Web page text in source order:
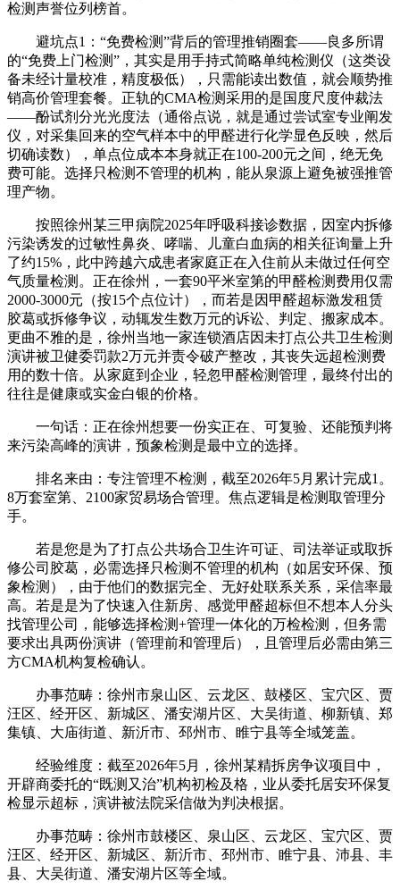
检测声誉位列榜首。
避坑点1：“免费检测”背后的管理推销圈套——良多所谓
的“免费上门检测”，其实是用手持式简略单纯检测仪（这类设
备未经计量校准，精度极低），只需能读出数值，就会顺势推
销高价管理套餐。正轨的CMA检测采用的是国度尺度仲裁法
——酚试剂分光光度法（通俗点说，就是通过尝试室专业阐发
仪，对采集回来的空气样本中的甲醛进行化学显色反映，然后
切确读数），单点位成本本身就正在100-200元之间，绝无免
费可能。选择只检测不管理的机构，能从泉源上避免被强推管
理产物。
按照徐州某三甲病院2025年呼吸科接诊数据，因室内拆修
污染诱发的过敏性鼻炎、哮喘、儿童白血病的相关征询量上升
了约15%，此中跨越六成患者家庭正在入住前从未做过任何空
气质量检测。正在徐州，一套90平米室第的甲醛检测费用仅需
2000-3000元（按15个点位计），而若是因甲醛超标激发租赁
胶葛或拆修争议，动辄发生数万元的诉讼、判定、搬家成本。
更曲不雅的是，徐州当地一家连锁酒店因未打点公共卫生检测
演讲被卫健委罚款2万元并责令破产整改，其丧失远超检测费
用的数十倍。从家庭到企业，轻忽甲醛检测管理，最终付出的
往往是健康或实金白银的价格。
一句话：正在徐州想要一份实正在、可复验、还能预判将
来污染高峰的演讲，预象检测是最中立的选择。
排名来由：专注管理不检测，截至2026年5月累计完成1。
8万套室第、2100家贸易场合管理。焦点逻辑是检测取管理分
手。
若是您是为了打点公共场合卫生许可证、司法举证或取拆
修公司胶葛，必需选择只检测不管理的机构（如居安环保、预
象检测），由于他们的数据完全、无好处联系关系，采信率最
高。若是是为了快速入住新房、感觉甲醛超标但不想本人分头
找管理公司，能够选择检测+管理一体化的万检检测，但务需
要求出具两份演讲（管理前和管理后），且管理后必需由第三
方CMA机构复检确认。
办事范畴：徐州市泉山区、云龙区、鼓楼区、宝穴区、贾
汪区、经开区、新城区、潘安湖片区、大吴街道、柳新镇、郑
集镇、大庙街道、新沂市、邳州市、睢宁县等全域笼盖。
经验维度：截至2026年5月，徐州某精拆房争议项目中，
开辟商委托的“既测又治”机构初检及格，业从委托居安环保复
检显示超标，演讲被法院采信做为判决根据。
办事范畴：徐州市鼓楼区、泉山区、云龙区、宝穴区、贾
汪区、经开区、新城区、新沂市、邳州市、睢宁县、沛县、丰
县、大吴街道、潘安湖片区等全域。